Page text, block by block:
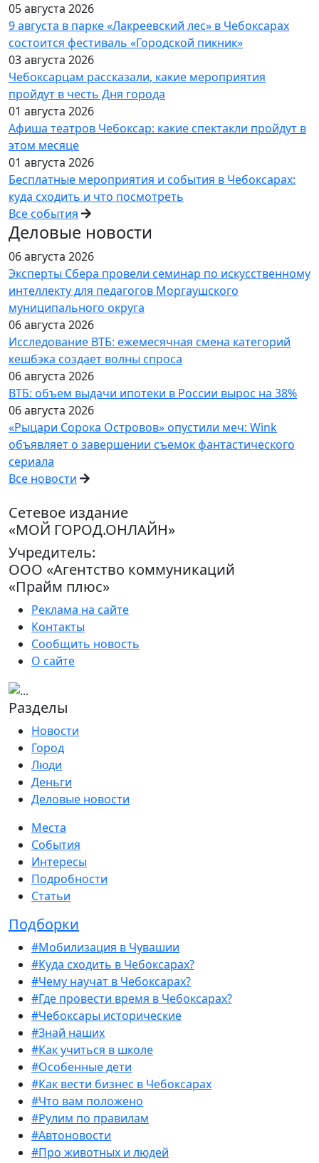
05 августа 2026
9 августа в парке «Лакреевский лес» в Чебоксарах
состоится фестиваль «Городской пикник»
03 августа 2026
Чебоксарцам рассказали, какие мероприятия
пройдут в честь Дня города
01 августа 2026
Афиша театров Чебоксар: какие спектакли пройдут в
этом месяце
01 августа 2026
Бесплатные мероприятия и события в Чебоксарах:
куда сходить и что посмотреть
Все события
Деловые новости
06 августа 2026
Эксперты Сбера провели семинар по искусственному
интеллекту для педагогов Моргаушского
муниципального округа
06 августа 2026
Исследование ВТБ: ежемесячная смена категорий
кешбэка создает волны спроса
06 августа 2026
ВТБ: объем выдачи ипотеки в России вырос на 38%
06 августа 2026
«Рыцари Сорока Островов» опустили меч: Wink
объявляет о завершении съемок фантастического
сериала
Все новости
Сетевое издание
«МОЙ ГОРОД.ОНЛАЙН»
Учредитель:
ООО «Агентство коммуникаций
«Прайм плюс»
Реклама на сайте
Контакты
Сообщить новость
О сайте
Разделы
Новости
Город
Люди
Деньги
Деловые новости
Места
События
Интересы
Подробности
Статьи
Подборки
#Мобилизация в Чувашии
#Куда сходить в Чебоксарах?
#Чему научат в Чебоксарах?
#Где провести время в Чебоксарах?
#Чебоксары исторические
#Знай наших
#Как учиться в школе
#Особенные дети
#Как вести бизнес в Чебоксарах
#Что вам положено
#Рулим по правилам
#Автоновости
#Про животных и людей